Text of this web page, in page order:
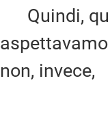
Quindi,
non, invece,